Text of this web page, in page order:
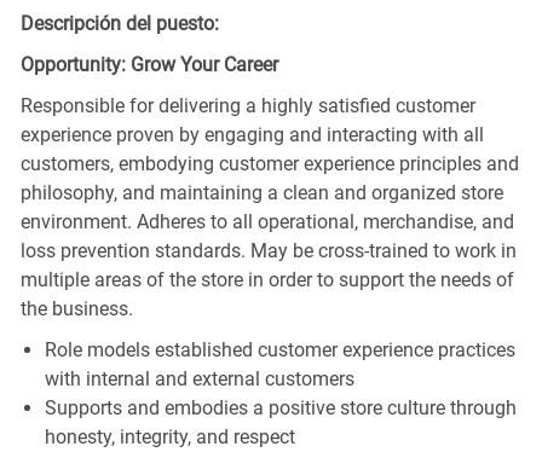
Descripción del puesto:
Opportunity: Grow Your Career
Responsible for delivering a highly satisfied customer
experience proven by engaging and interacting with all
customers, embodying customer experience principles and
philosophy, and maintaining a clean and organized store
environment. Adheres to all operational, merchandise, and
loss prevention standards. May be cross-trained to work in
multiple areas of the store in order to support the needs of
the business.
Role models established customer experience practices
with internal and external customers
Supports and embodies a positive store culture through
honesty, integrity, and respect